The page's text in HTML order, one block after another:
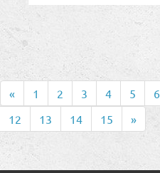
« 1 2 3 4 5 6
12
13 14 15 »